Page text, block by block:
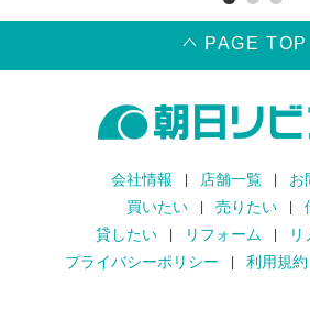
PAGE TOP
会社情報 店舗一覧
お
買いたい
売りたい
貸したい
リフォーム
リ
プライバシーポリシー
利用規約